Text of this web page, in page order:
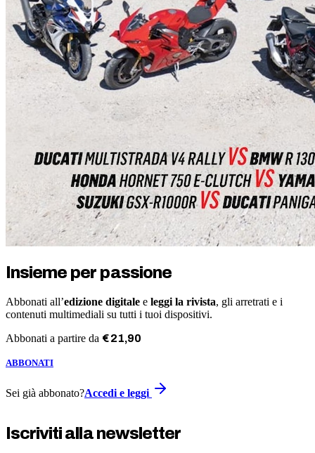
Insieme per passione
Abbonati all’edizione digitale e leggi la rivista, gli arretrati e i
contenuti multimediali su tutti i tuoi dispositivi.
Abbonati a partire da €21,90
ABBONATI
Sei già abbonato?Accedi e leggi
Iscriviti alla newsletter